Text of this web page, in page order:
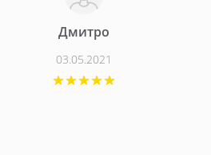
Дмитро
03.05.2021